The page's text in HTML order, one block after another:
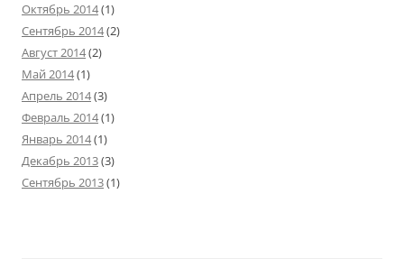
Октябрь 2014(1)
Сентябрь 2014(2)
Август 2014(2)
Май 2014(1)
Апрель 2014(3)
Февраль 2014(1)
Январь 2014(1)
Декабрь 2013(3)
Сентябрь 2013(1)